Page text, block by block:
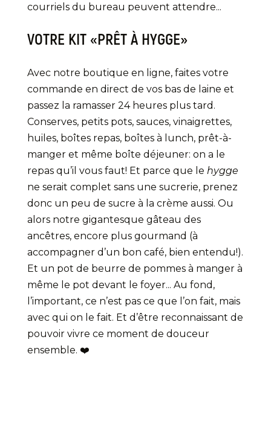
courriels du bureau peuvent attendre...
VOTRE KIT «PRÊT À HYGGE»
Avec notre boutique en ligne, faites votre
commande en direct de vos bas de laine et
passez la ramasser 24 heures plus tard.
Conserves, petits pots, sauces, vinaigrettes,
huiles, boîtes repas, boîtes à lunch, prêt-à-
manger et même boîte déjeuner: on a le
repas qu’il vous faut! Et parce que le hygge
ne serait complet sans une sucrerie, prenez
donc un peu de sucre à la crème aussi. Ou
alors notre gigantesque gâteau des
ancêtres, encore plus gourmand (à
accompagner d’un bon café, bien entendu!).
Et un pot de beurre de pommes à manger à
même le pot devant le foyer... Au fond,
l’important, ce n’est pas ce que l’on fait, mais
avec qui on le fait. Et d’être reconnaissant de
pouvoir vivre ce moment de douceur
ensemble. ❤️